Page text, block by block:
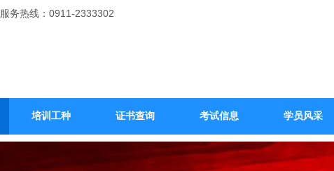
服务热线：0911-2333302
培训工种 证书查询 考试信息 学员风采